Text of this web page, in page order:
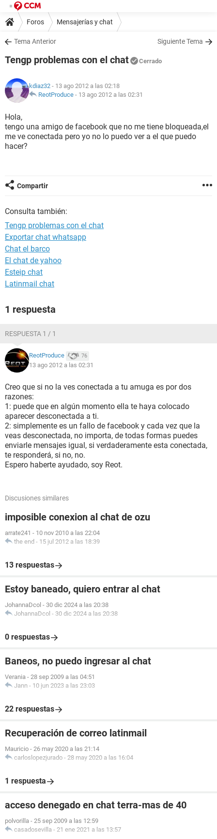
Foros Mensajerías y chat
Tema Anterior Siguiente Tema
Tengp problemas con el chat Cerrado
kdiaz32 - 13 ago 2012 a las 02:18
ReotProduce - 13 ago 2012 a las 02:31
Hola,
tengo una amigo de facebook que no me tiene bloqueada,el
me ve conectada pero yo no lo puedo ver a el que puedo
hacer?
Compartir
Consulta también:
Tengp problemas con el chat
Exportar chat whatsapp
Chat el barco
El chat de yahoo
Esteip chat
Latinmail chat
1 respuesta
RESPUESTA 1 / 1
ReotProduce 76
13 ago 2012 a las 02:31
Creo que si no la ves conectada a tu amuga es por dos
razones:
1: puede que en algún momento ella te haya colocado
aparecer desconectada a ti.
2: simplemente es un fallo de facebook y cada vez que la
veas desconectada, no importa, de todas formas puedes
enviarle mensajes igual, si verdaderamente esta conectada,
te responderá, si no, no.
Espero haberte ayudado, soy Reot.
Discusiones similares
imposible conexion al chat de ozu
arrate241 - 10 nov 2010 a las 22:04
the end - 15 jul 2012 a las 18:39
13 respuestas
Estoy baneado, quiero entrar al chat
JohannaDcol - 30 dic 2024 a las 20:38
JohannaDcol - 30 dic 2024 a las 20:38
0 respuestas
Baneos, no puedo ingresar al chat
Verania - 28 sep 2009 a las 04:51
Jann - 10 jun 2023 a las 23:03
22 respuestas
Recuperación de correo latinmail
Mauricio - 26 may 2020 a las 21:14
carloslopezjurado - 28 may 2020 a las 16:04
1 respuesta
acceso denegado en chat terra-mas de 40
polvorilla - 25 sep 2009 a las 12:59
casadosevilla - 21 ene 2021 a las 13:57